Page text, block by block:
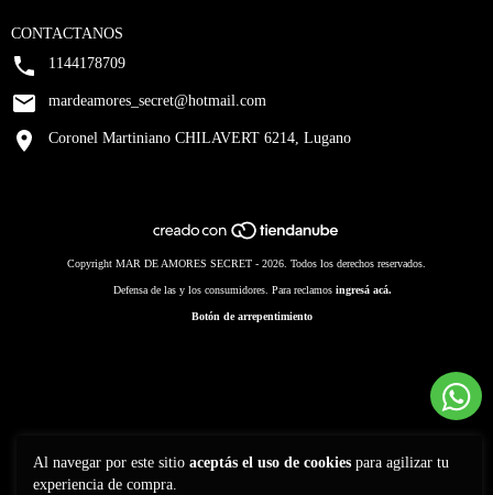
Al navegar por este sitio aceptás el uso de cookies para agilizar tu
experiencia de compra.
CONTACTANOS
1144178709
mardeamores_secret@hotmail.com
Coronel Martiniano CHILAVERT 6214, Lugano
Copyright MAR DE AMORES SECRET - 2026. Todos los derechos reservados.
Defensa de las y los consumidores. Para reclamos ingresá acá.
Botón de arrepentimiento